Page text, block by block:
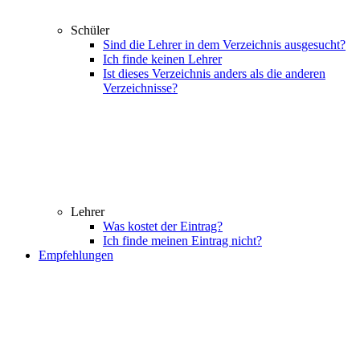
Schüler
Sind die Lehrer in dem Verzeichnis ausgesucht?
Ich finde keinen Lehrer
Ist dieses Verzeichnis anders als die anderen
Verzeichnisse?
Lehrer
Was kostet der Eintrag?
Ich finde meinen Eintrag nicht?
Empfehlungen